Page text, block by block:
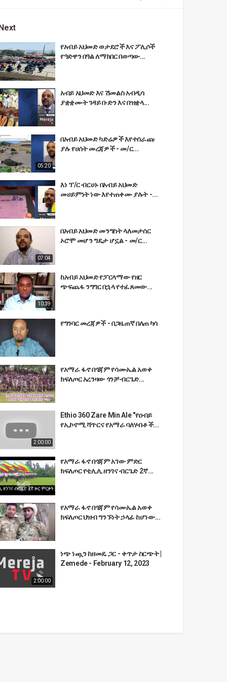
የአብይ አህመድ ወታደሮች እና ፖሊሶች
የዓድዋን በዓል ለማክበር በወጣው...
አብይ አህመድ እና ሽመልስ አብዲሳ
ያቋቋሙት ገዳይ ቡድን እና በዝቋላ...
05:20
በአብይ አህመድ ካድሬዎች እየተሰራጩ
ያሉ የሀሰት መረጃዎች - መ/ር...
እነ ፕ/ር ብርሀኑ በአብይ አህመድ
መሀይምነት ነው እየተጠቀሙ ያሉት -...
07:04
በአብይ አህመድ መንግስት ላለመታሰር
ኦሮሞ መሆን ግዴታ ሆኗል - መ/ር...
10:39
ከአብይ አህመድ የፓርላማው የዘር
ጭፍጨፋ ንግግር በኋላ የተፈጸመው...
የግንባር መረጃዎች - በጋዜጠኛ በለጠ ካሳ
የአማራ ፋኖ በጎጃም የሳሙኤል አወቀ
ክፍለጦር አረንዛው ጎንቻ ብርጌድ...
2:00:00
Ethio 360 Zare Min Ale "የዐብይ
የኢኮኖሚ ሻጥርና የአማራ ባለሃብቶች...
የአማራ ፋኖ በጎጃም አገው ምድር
ክፍለጦር የቲሊሊ ዘንገና ብርጌድ 2ኛ...
የአማራ ፋኖ በጎጃም የሳሙኤል አወቀ
ክፍለጦር ህዝብ ግንኙነት ኃላፊ ከሆነው...
2:00:00
ነጭ ነጯን ከዘመዴ ጋር - ቀጥታ ስርጭት |
Zemede - February 12, 2023